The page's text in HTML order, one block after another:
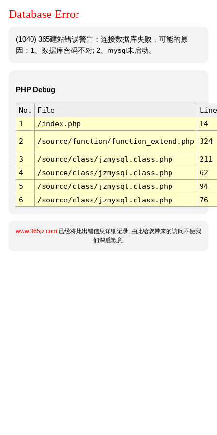
Database Error
(1040) 365建站错误警告：连接数据库失败，可能的原
因：1、数据库密码不对; 2、mysql未启动。
PHP Debug
No. File
Line
1
/index.php 14
2 /source/function/function_extend.php 324
3 /source/class/jzmysql.class.php
211
4
/source/class/jzmysql.class.php
62
5
/source/class/jzmysql.class.php
94
6
/source/class/jzmysql.class.php 76
www.365jz.com 已经将此出错信息详细记录, 由此给您带来的访问不便我
们深感歉意.